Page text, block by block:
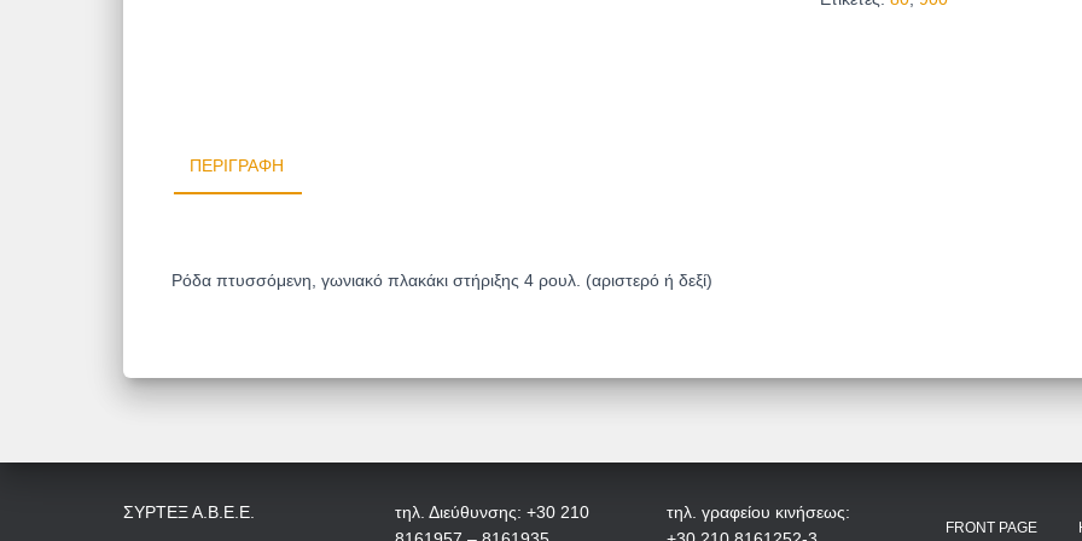
ΠΕΡΙΓΡΑΦΉ
Ρόδα πτυσσόμενη, γωνιακό πλακάκι στήριξης 4 ρουλ. (αριστερό ή δεξί)
ΣΥΡΤΕΞ Α.Β.Ε.Ε.
τηλ. Διεύθυνσης: +30 210
τηλ. γραφείου κινήσεως:
FRONT PAGE